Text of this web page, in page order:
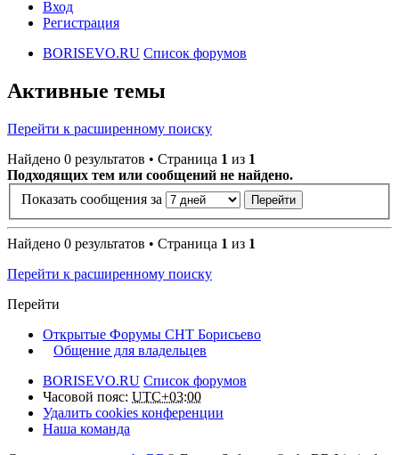
Вход
Регистрация
BORISEVO.RU Список форумов
Активные темы
Перейти к расширенному поиску
Найдено 0 результатов • Страница 1 из 1
Подходящих тем или сообщений не найдено.
Показать сообщения за
Найдено 0 результатов • Страница 1 из 1
Перейти к расширенному поиску
Перейти
Открытые Форумы СНТ Борисьево
Общение для владельцев
BORISEVO.RU Список форумов
Часовой пояс: UTC+03:00
Удалить cookies конференции
Наша команда